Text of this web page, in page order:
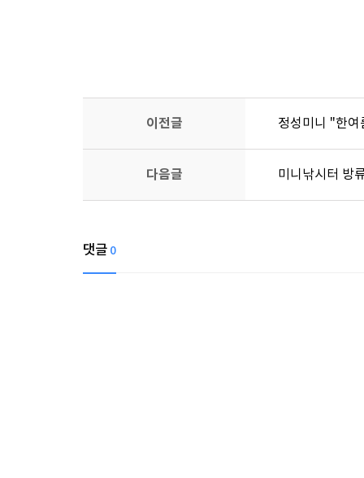
이전글 정성미니 "한
다음글 미니낚시터 방
댓글 0